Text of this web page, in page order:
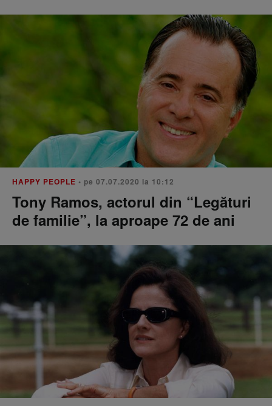
HAPPY PEOPLE • pe 07.07.2020 la 10:12
Tony Ramos, actorul din “Legături
de familie”, la aproape 72 de ani